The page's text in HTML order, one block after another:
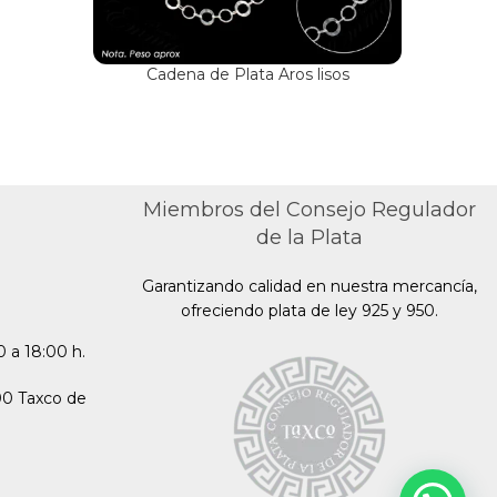
Cadena de Plata Aros lisos
a 18:00 h.
Taxco de
Miembros del Consejo Regulador
de la Plata
Garantizando calidad en nuestra mercancía,
ofreciendo plata de ley 925 y 950.